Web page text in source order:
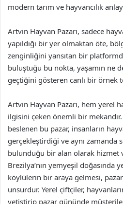
modern tarım ve hayvancılık
Artvin Hayvan Pazarı, sadece
yapıldığı bir yer olmaktan öte,
zenginliğini yansıtan bir
buluştuğu bu nokta, yaşamın ne
geçtiğini gösteren canlı bir örnek
Artvin Hayvan Pazarı, hem yerel
ilgisini çeken önemli bir
beslenen bu pazar, insanların
gerçekleştirdiği ve aynı zamanda
bulunduğu bir alan olarak hizmet
Brezilya’nın yemyeşil doğasında
köylülerin bir araya gelmesi,
unsurdur. Yerel çiftçiler,
yetiştirip pazar gününde